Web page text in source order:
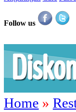
Follow us
Home »